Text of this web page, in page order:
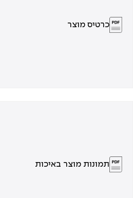
כרטיס מוצר
תמונות מוצר באיכות